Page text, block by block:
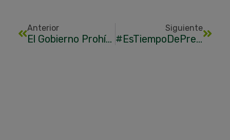
Anterior
El Gobierno Prohíbe El Trabajo Al Aire Libre Cuando Haya Alerta Roja O Naranja Por Calor
Siguiente
#EsTiempoDePrevencion